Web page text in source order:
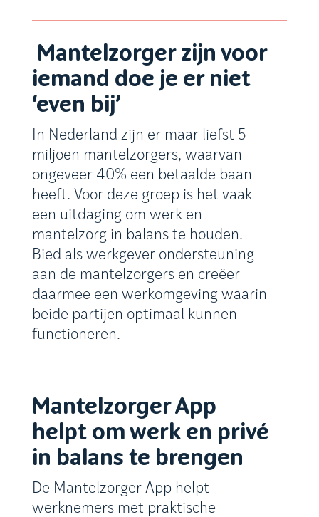
Mantelzorger zijn voor
iemand doe je er niet
‘even bij’
In Nederland zijn er maar liefst 5
miljoen mantelzorgers, waarvan
ongeveer 40% een betaalde baan
heeft. Voor deze groep is het vaak
een uitdaging om werk en
mantelzorg in balans te houden.
Bied als werkgever ondersteuning
aan de mantelzorgers en creëer
daarmee een werkomgeving waarin
beide partijen optimaal kunnen
functioneren.
Mantelzorger App
helpt om werk en privé
in balans te brengen
De Mantelzorger App helpt
werknemers met praktische